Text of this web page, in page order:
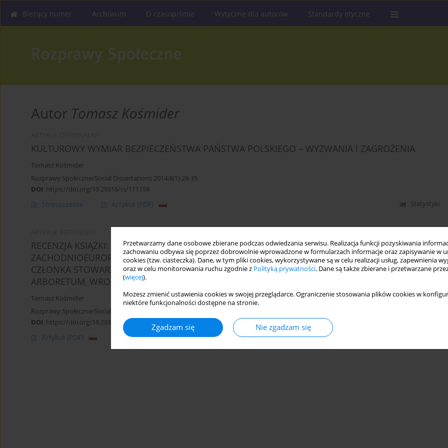
Przetwarzamy dane osobowe zbierane podczas odwiedzania serwisu. Realizacja funkcji pozyskiwania
zachowaniu odbywa się poprzez dobrowolnie wprowadzone w formularzach informacje oraz zapisywanie w
cookies (tzw. ciasteczka). Dane, w tym pliki cookies, wykorzystywane są w celu realizacji usług, zapewnienia
oraz w celu monitorowania ruchu zgodnie z Polityką prywatności. Dane są także zbierane i przetwarzane
(więcej).
Możesz zmienić ustawienia cookies w swojej przeglądarce. Ograniczenie stosowania plików cookies w
niektóre funkcjonalności dostępne na stronie.
Zgadzam się Nie zgadzam się
Bieżący numer Archiwum O czasopiśmie Wytyczne dla autorów Standardy etyczne
Autor Tomasz Kośmider
KULTUROWY WYMIAR BEZPIECZEŃSTWA PAŃSTWA POLSKIEGO – WYZWANIA I ZAGROŻENIA
Tomasz Kośmider
Rozprawy Społeczne/Social Dissertations 2014;8(1):28-35
DOI: https://doi.org/10.29316/rs/111158
Streszczenie Artykuł (PDF) Statystyki
RECENZJA KSIĄŻKI: GRZEGORZ RDZANEK, ROZWÓJ ZDOLNOŚCI OPERACYJNYCH UNII
ZACHODNIOEUROPEJSKIEJ OD MAASTRICHT DO AMSTERDAMU Z UWZGLĘDNIENIEM ROLI
CZŁONKA STOWARZYSZONEGO NA PRZYKŁADZIE NORWEGII, OFICYNA WYDAWNICZA
ARBORETUM, WROCŁAW 2013, SS. 289
Tomasz Kośmider
Rozprawy Społeczne/Social Dissertations 2015;9(1):79-80
DOI: https://doi.org/10.29316/rs/111086
Artykuł (PDF)